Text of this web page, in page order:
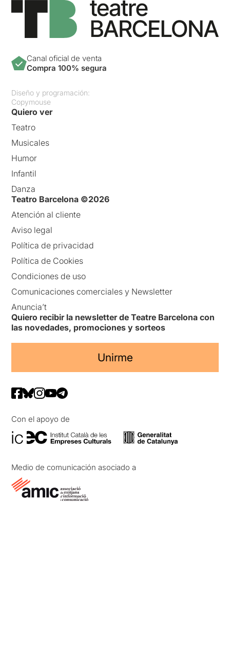
Canal oficial de venta
Compra 100% segura
Diseño y programación:
Copymouse
Quiero ver
Teatro
Musicales
Humor
Infantil
Danza
Teatro Barcelona ©2026
Atención al cliente
Aviso legal
Política de privacidad
Política de Cookies
Condiciones de uso
Comunicaciones comerciales y Newsletter
Anuncia’t
Quiero recibir la newsletter de Teatre Barcelona con
las novedades, promociones y sorteos
Unirme
Con el apoyo de
Medio de comunicación asociado a